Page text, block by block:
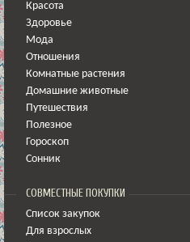
Красота
Здоровье
Мода
Отношения
Комнатные растения
Домашние животные
Путешествия
Полезное
Гороскоп
Сонник
СОВМЕСТНЫЕ ПОКУПКИ
Список закупок
Для взрослых